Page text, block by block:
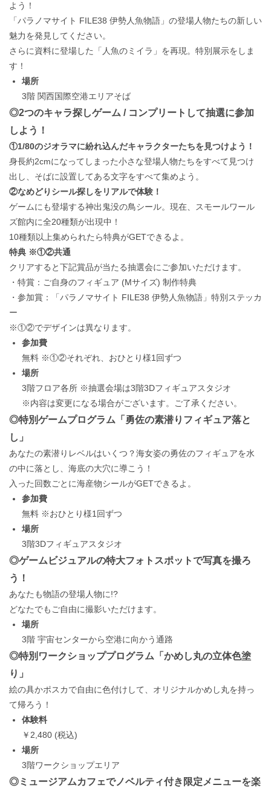
よう！
「パラノマサイト FILE38 伊勢人魚物語」の登場人物たちの新しい
魅力を発見してください。
さらに資料に登場した「人魚のミイラ」を再現。特別展示をしま
す！
場所
3階 関西国際空港エリアそば
◎2つのキャラ探しゲーム / コンプリートして抽選に参加
しよう！
①1/80のジオラマに紛れ込んだキャラクターたちを見つけよう！
身長約2cmになってしまった小さな登場人物たちをすべて見つけ
出し、そばに設置してある文字をすべて集めよう。
②なめどりシール探しをリアルで体験！
ゲームにも登場する神出鬼没の鳥シール。現在、スモールワール
ズ館内に全20種類が出現中！
10種類以上集められたら特典がGETできるよ。
特典 ※①②共通
クリアすると下記賞品が当たる抽選会にご参加いただけます。
・特賞：ご自身のフィギュア (Mサイズ) 制作特典
・参加賞：「パラノマサイト FILE38 伊勢人魚物語」特別ステッカ
ー
※①②でデザインは異なります。
参加費
無料 ※①②それぞれ、おひとり様1回ずつ
場所
3階フロア各所 ※抽選会場は3階3Dフィギュアスタジオ
※内容は変更になる場合がございます。ご了承ください。
◎特別ゲームプログラム「勇佐の素潜りフィギュア落と
し」
あなたの素潜りレベルはいくつ？海女姿の勇佐のフィギュアを水
の中に落とし、海底の大穴に導こう！
入った回数ごとに海産物シールがGETできるよ。
参加費
無料 ※おひとり様1回ずつ
場所
3階3Dフィギュアスタジオ
◎ゲームビジュアルの特大フォトスポットで写真を撮ろ
う！
あなたも物語の登場人物に!?
どなたでもご自由に撮影いただけます。
場所
3階 宇宙センターから空港に向かう通路
◎特別ワークショッププログラム「かめし丸の立体色塗
り」
絵の具かポスカで自由に色付けして、オリジナルかめし丸を持っ
て帰ろう！
体験料
￥2,480 (税込)
場所
3階ワークショップエリア
◎ミュージアムカフェでノベルティ付き限定メニューを楽